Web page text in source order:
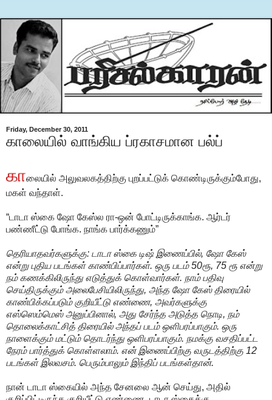
Friday, December 30, 2011
காலையில் வாங்கிய ப்ரகாசமான பல்ப்
காலையில் அலுவலகத்திற்கு புறப்பட்டுக் கொண்டிருக்கும்போது,
மகள் வந்தாள்.
“டாடா ஸ்கை ஷோ கேஸ்ல ரா-ஒன் போட்டிருக்காங்க. ஆர்டர்
பண்ணீட்டு போங்க. நாங்க பார்க்கணும்”
தெரியாதவர்களுக்கு: டாடா ஸ்கை டிஷ் இணைப்பில், ஷோ கேஸ்
என்று புதிய படங்கள் காண்பிப்பார்கள். ஒரு படம் 50ரூ, 75 ரூ என்று
நம் கணக்கிலிருந்து எடுத்துக் கொள்வார்கள். நாம் பதிவு
செய்திருக்கும் அலைபேசியிலிருந்து, அந்த ஷோ கேஸ் திரையில்
காண்பிக்கப்படும் குறியீட்டு எண்ணை, அவர்களுக்கு
எஸ்ஸெம்மெஸ் அனுப்பினால், அது சேர்ந்த அடுத்த நொடி, நம்
தொலைக்காட்சித் திரையில் அந்தப் படம் ஒளிபரப்பாகும். ஒரு
நாளைக்கும் மட்டும் தொடர்ந்து ஒளிபரப்பாகும். நமக்கு வசதிப்பட்ட
நேரம் பார்த்துக் கொள்ளலாம். என் இணைப்பிற்கு வருடத்திற்கு 12
படங்கள் இலவசம். பெரும்பாலும் இந்திப் படங்கள்தான்.
நான் டாடா ஸ்கையில் அந்த சேனலை ஆன் செய்து, அதில்